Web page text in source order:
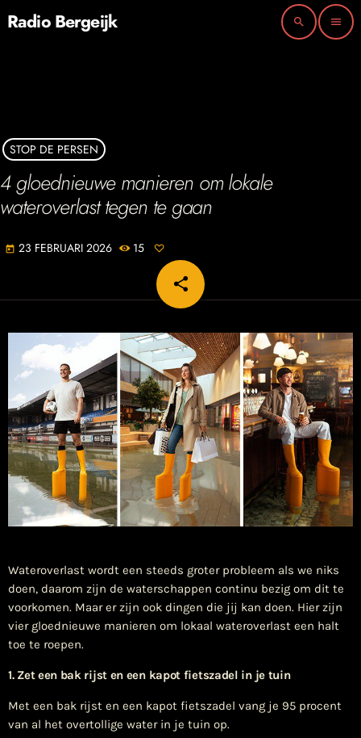
Radio Bergeijk search menu
STOP DE PERSEN
4 gloednieuwe manieren om lokale
wateroverlast tegen te gaan
today 23 FEBRUARI 2026 15
share
email
​Wateroverlast wordt een steeds groter probleem als we niks
doen, daarom zijn de waterschappen continu bezig om dit te
voorkomen. Maar er zijn ook dingen die jij kan doen. Hier zijn
vier gloednieuwe manieren om lokaal wateroverlast een halt
toe te roepen.
1. Zet een bak rijst en een kapot fietszadel in je tuin
Met een bak rijst en een kapot fietszadel vang je 95 procent
van al het overtollige water in je tuin op.